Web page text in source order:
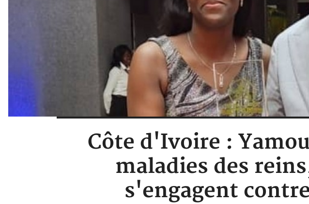
Côte d'Ivoire :
maladies des
s'engagent